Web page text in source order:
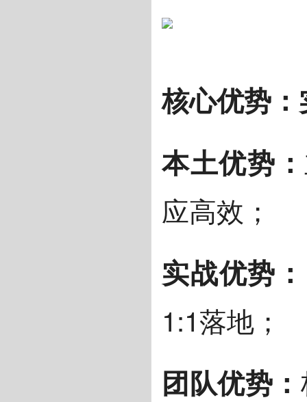
核心优势
本土优势：
应高效；
实战优势：
1:1落地；
团队优势：